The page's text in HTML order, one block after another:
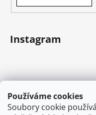
Používáme cookies
Soubory cookie
Instagram